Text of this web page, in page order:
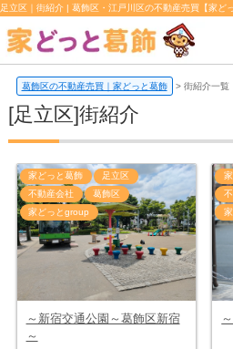
足立区｜街紹介 | 葛飾区・江戸川区の不動産売買【家ど
葛飾区の不動産売買｜家どっと葛飾 > 街紹介一覧
[足立区]街紹介
家どっと葛飾
足立区
不動産会社
葛飾区
家どっとgroup
～新宿交通公園～葛飾区新宿
～